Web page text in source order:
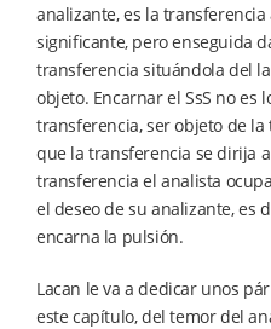
analizante, es la
significante, pero enseguida
transferencia situándola del
objeto. Encarnar el SsS no es
transferencia, ser objeto de
que la transferencia se dirija
transferencia el analista
el deseo de su analizante, es
encarna la pulsión.
Lacan le va a dedicar unos
este capítulo, del temor del